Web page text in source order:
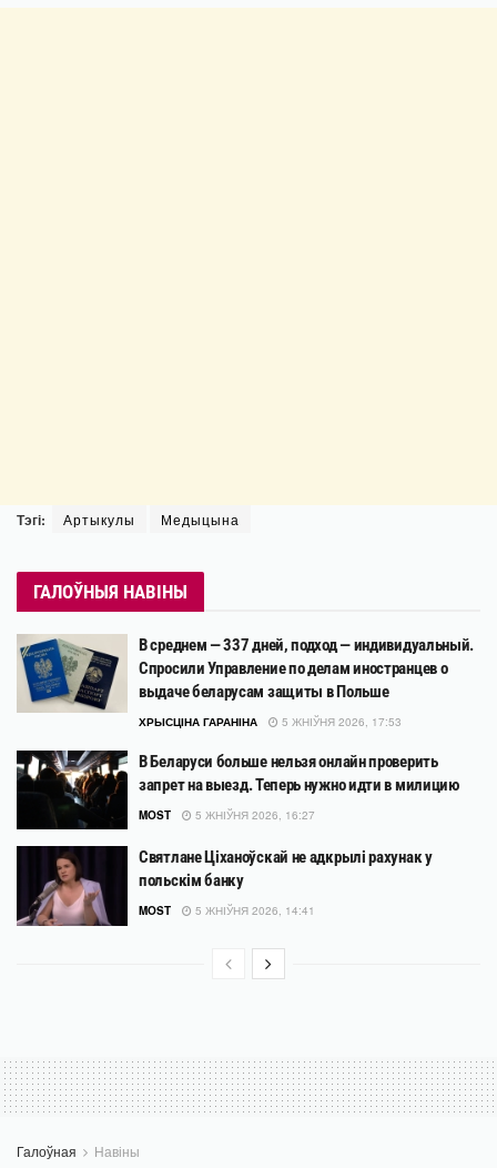
Тэгі: Артыкулы Медыцына
ГАЛОЎНЫЯ НАВІНЫ
В среднем — 337 дней, подход — индивидуальный.
Спросили Управление по делам иностранцев о
выдаче беларусам защиты в Польше
ХРЫСЦІНА ГАРАНІНА 5 ЖНІЎНЯ 2026, 17:53
В Беларуси больше нельзя онлайн проверить
запрет на выезд. Теперь нужно идти в милицию
MOST 5 ЖНІЎНЯ 2026, 16:27
Святлане Ціханоўскай не адкрылі рахунак у
польскім банку
MOST 5 ЖНІЎНЯ 2026, 14:41
Галоўная Навіны